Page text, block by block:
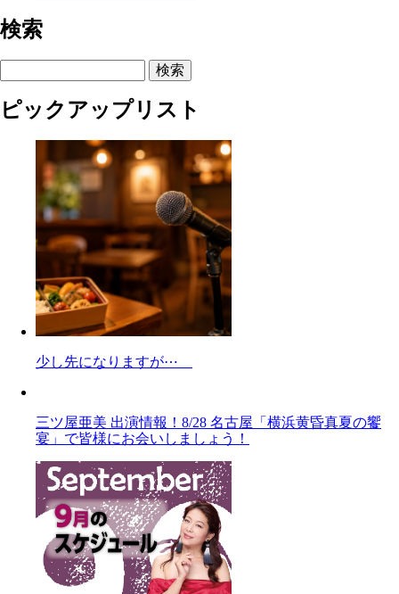
検索
検索
ピックアップリスト
少し先になりますが⋯
三ツ屋亜美 出演情報！8/28 名古屋「横浜黄昏真夏の饗
宴」で皆様にお会いしましょう！